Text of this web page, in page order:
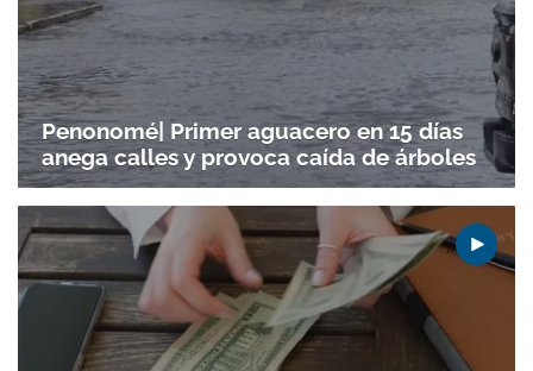
Gracias por suscribirte a nuestro boletín.
ACEPTAR
Penonomé| Primer aguacero en 15 días
anega calles y provoca caída de árboles